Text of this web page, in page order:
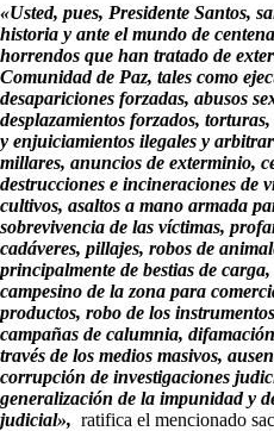
«Usted, pues, Presidente Santos,
historia y ante el mundo de
horrendos que han tratado de
Comunidad de Paz, tales como
desapariciones forzadas, abusos
desplazamientos forzados,
y enjuiciamientos ilegales y
millares, anuncios de exterminio,
destrucciones e incineraciones de
cultivos, asaltos a mano armada
sobrevivencia de las víctimas,
cadáveres, pillajes, robos de
principalmente de bestias de
campesino de la zona para
productos, robo de los
campañas de calumnia,
través de los medios masivos,
corrupción de investigaciones
generalización de la impunidad y
judicial», ratifica el mencionado